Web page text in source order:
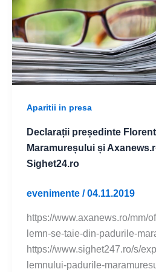
Aparitii in presa
Declarații președinte
Maramureșului și
Sighet24.ro
evenimente /04.11.2019
https://www.axanews.ro/mm/
lemn-se-taie-din-padurile-
https://www.sighet247.ro/s/
lemnului-padurile-